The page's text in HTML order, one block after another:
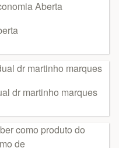
dr martinho marques